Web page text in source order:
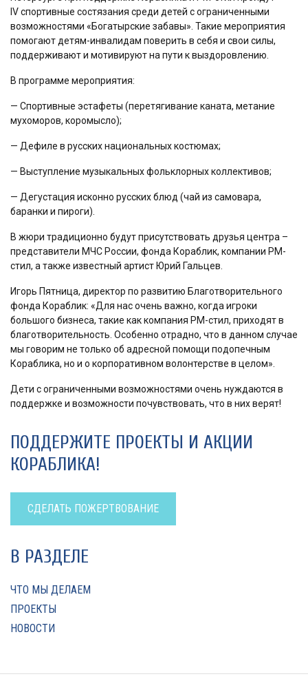
IV спортивные состязания среди детей с ограниченными
возможностями «Богатырские забавы». Такие мероприятия
помогают детям-инвалидам поверить в себя и свои силы,
поддерживают и мотивируют на пути к выздоровлению.
В программе мероприятия:
— Спортивные эстафеты (перетягивание каната, метание
мухоморов, коромысло);
— Дефиле в русских национальных костюмах;
— Выступление музыкальных фольклорных коллективов;
— Дегустация исконно русских блюд (чай из самовара,
баранки и пироги).
В жюри традиционно будут присутствовать друзья центра –
представители МЧС России, фонда Кораблик, компании РМ-
стил, а также известный артист Юрий Гальцев.
Игорь Пятница, директор по развитию Благотворительного
фонда Кораблик: «Для нас очень важно, когда игроки
большого бизнеса, такие как компания РМ-стил, приходят в
благотворительность. Особенно отрадно, что в данном случае
мы говорим не только об адресной помощи подопечным
Кораблика, но и о корпоративном волонтерстве в целом».
Дети с ограниченными возможностями очень нуждаются в
поддержке и возможности почувствовать, что в них верят!
ПОДДЕРЖИТЕ ПРОЕКТЫ И АКЦИИ
КОРАБЛИКА!
СДЕЛАТЬ ПОЖЕРТВОВАНИЕ
В РАЗДЕЛЕ
ЧТО МЫ ДЕЛАЕМ
ПРОЕКТЫ
НОВОСТИ